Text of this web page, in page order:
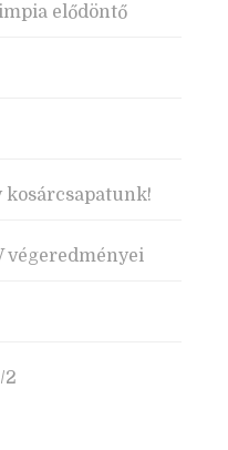
elődöntő
kosárcsapatunk!
végeredményei
2